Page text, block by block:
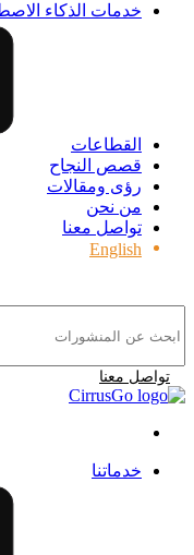
خدمات الذكاء
القطاعات
قصص النجاح
رؤى ومقالات
من نحن
تواصل معنا
English
تواصل معنا
خدماتنا